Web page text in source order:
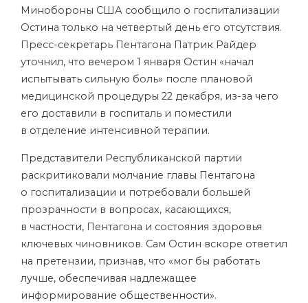
Минобороны США сообщило о госпитализации
Остина только на четвертый день его отсутствия.
Пресс-секретарь Пентагона Патрик Райдер
уточнил, что вечером 1 января Остин «начал
испытывать сильную боль» после плановой
медицинской процедуры 22 декабря, из-за чего
его доставили в госпиталь и поместили
в отделение интенсивной терапии.
Представители Республиканской партии
раскритиковали молчание главы Пентагона
о госпитализации и потребовали большей
прозрачности в вопросах, касающихся,
в частности, Пентагона и состояния здоровья
ключевых чиновников. Сам Остин вскоре ответил
на претензии, признав, что «мог бы работать
лучше, обеспечивая надлежащее
информирование общественности».